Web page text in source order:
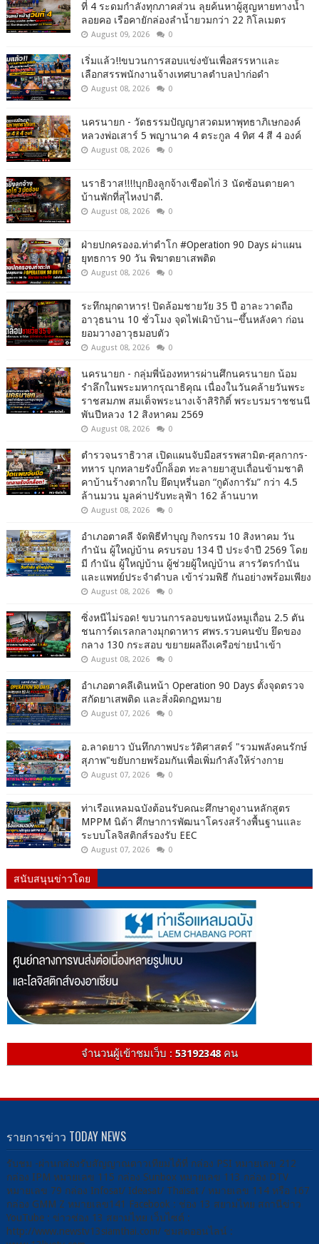
ที่ 4 ระดมกำลังทุกภาคส่วน ลุยค้นหาผู้สูญหายทางน้ำ
ลอยคอ เรือคายักล่องลำน้ำยวมกว่า 22 กิโลเมตร
August 09, 2026 0
เริ่มแล้ว!!ขบวนการสอบแข่งขันเพื่อสรรหาและ
เลือกสรรพนักงานจ้างเทศบาลตำบลป่าก่อดำ
August 08, 2026 0
นครนายก - วัดธรรมปัญญาสวดมหาพุทธาภิเษกองค์
หลวงพ่อเสาร์ 5 พญานาค 4 ตระกูล 4 ทิศ 4 สี 4 องค์
August 08, 2026 0
นราธิวาส!!!!บุกยิงลูกจ้างเชือดไก่ 3 นัดซ้อนตายคา
บ้านพักที่สุไหงปาดี.
August 08, 2026 0
ฝ่ายปกครองอ.ท่าตำโก #Operation 90 Days ผ่าแผน
ยุทธการ 90 วัน พิฆาตยาเสพติด
August 08, 2026 0
ระทึกมุกดาหาร! ปิดล้อมชายวัย 35 ปี อาละวาดถือ
อาวุธนาน 10 ชั่วโมง จุดไฟเผิาบ้าน–ขึ้นหลังคา ก่อน
ยอมวางอาวุธมอบตัว
August 08, 2026 0
นครนายก - กลุ่มพี่น้องทหารผ่านศึกนครนายก น้อม
รำลึกในพระมหากรุณาธิคุณ เนื่องในวันคล้ายวันพระ
ราชสมภพ สมเด็จพระนางเจ้าสิริกิติ์ พระบรมราชชนนี
พันปีหลวง 12 สิงหาคม 2569
August 08, 2026 0
ตำรวจนราธิวาส เปิดแผนจับมือสรรพสามิต-ศุลกากร-
ทหาร บุกทลายรังบิ๊กล็อต ทะลายยาสูบเถื่อนข้ามชาติ
คาบ้านร้างตากใบ ยึดบุหรี่นอก “กูดังการัม” กว่า 4.5
ล้านมวน มูลค่าปรับทะลุฟ้า 162 ล้านบาท
August 08, 2026 0
อำเภอตาคลี จัดพิธีทำบุญ กิจกรรม 10 สิงหาคม วัน
กำนัน ผู้ใหญ่บ้าน ครบรอบ 134 ปี ประจำปี 2569 โดย
มี กำนัน ผู้ใหญ่บ้าน ผู้ช่วยผู้ใหญ่บ้าน สารวัตรกำนัน
และแพทย์ประจำตำบล เข้าร่วมพิธี กันอย่างพร้อมเพียง
August 08, 2026 0
ซิ่งหนีไม่รอด! ขบวนการลอบขนหนังหมูเถื่อน 2.5 ตัน
ชนการ์ดเรลกลางมุกดาหาร ศพร.รวบคนขับ ยึดของ
กลาง 130 กระสอบ ขยายผลถึงเครือข่ายนำเข้า
August 08, 2026 0
อำเภอตาคลีเดินหน้า Operation 90 Days ตั้งจุดตรวจ
สกัดยาเสพติด และสิ่งผิดกฏหมาย
August 07, 2026 0
อ.ลาดยาว บันทึกภาพประวัติศาสตร์ "รวมพลังคนรักษ์
สุภาพ"ขยับกายพร้อมกันเพื่อเพิ่มกำลังให้ร่างกาย
August 07, 2026 0
ท่าเรือแหลมฉบังต้อนรับคณะศึกษาดูงานหลักสูตร
MPPM นิด้า ศึกษาการพัฒนาโครงสร้างพื้นฐานและ
ระบบโลจิสติกส์รองรับ EEC
August 07, 2026 0
สนับสนุนข่าวโดย
จำนวนผู้เข้าชมเว็บ : 53192348คน
รายการข่าว TODAY NEWS
รับชม -ผ่านกล่องรับสัญญาณดาวเทียมได้ที่ กล่อง PSI หมายเลข 212
กล่อง IPM หมายเลข 115 กล่อง Sunbox หมายเลข 113 กล่อง DTV
หมายเลข 79 กล่อง Infosat/ Ideasat/ Thaisat / หมายเลข 114 หรือ 167
กล่อง GMM Z หมายเลข141 Facebook : ช่อง 13 สยามไทย สถานีข่าว
YouTube : ข่าวช่อง 13 สยามไทย เว็บไซต์ :
http://www.newstv13siamthai.com/ ชมสดออนไลน์ :